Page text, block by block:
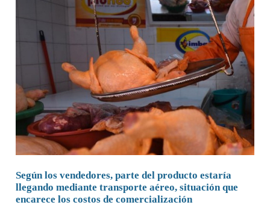
Según los vendedores, parte del producto estaría
llegando mediante transporte aéreo, situación que
encarece los costos de comercialización